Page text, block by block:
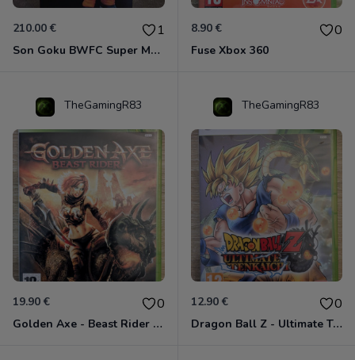
210.00 € 1
Son Goku BWFC Super Master Stars
8.90 € 0
Fuse Xbox 360
TheGamingR83
19.90 € 0
Golden Axe - Beast Rider Xbox 360
TheGamingR83
12.90 € 0
Dragon Ball Z - Ultimate Tenkaichi Xbox 360